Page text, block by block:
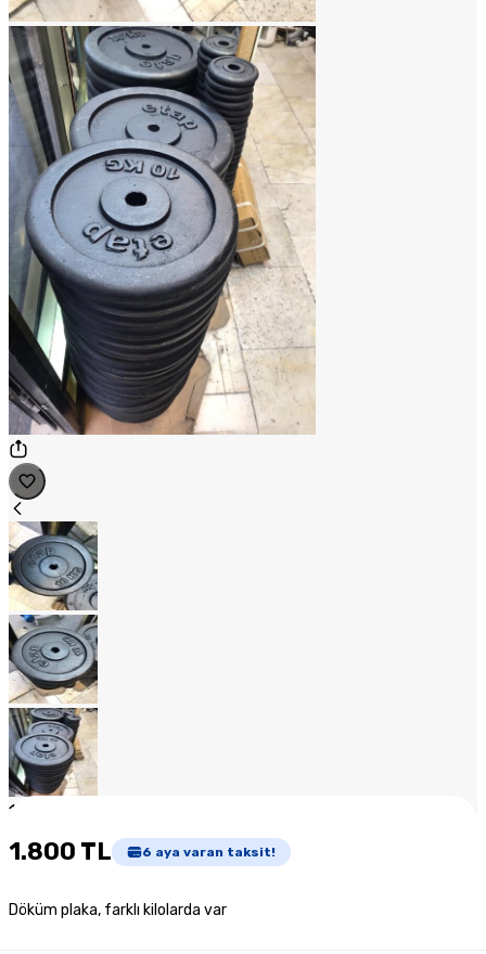
1
1.800 TL 6 aya varan taksit!
Döküm plaka, farklı kilolarda var